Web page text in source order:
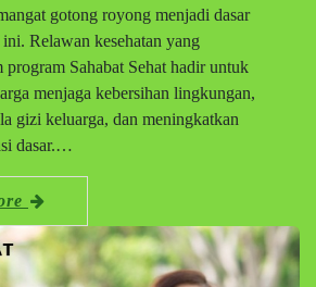
gotong royong menjadi dasar
Relawan kesehatan yang
program Sahabat Sehat hadir untuk
menjaga kebersihan lingkungan,
gizi keluarga, dan meningkatkan
dasar.…